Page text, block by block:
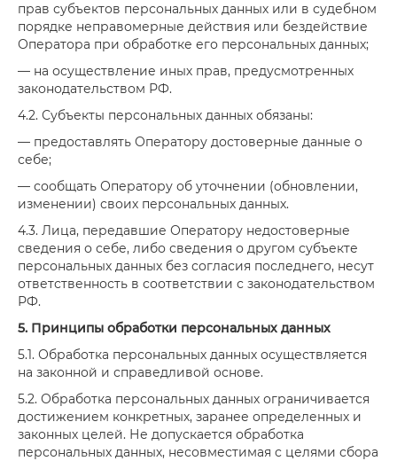
прав субъектов персональных данных или в судебном
порядке неправомерные действия или бездействие
Оператора при обработке его персональных данных;
— на осуществление иных прав, предусмотренных
законодательством РФ.
4.2. Субъекты персональных данных обязаны:
— предоставлять Оператору достоверные данные о
себе;
— сообщать Оператору об уточнении (обновлении,
изменении) своих персональных данных.
4.3. Лица, передавшие Оператору недостоверные
сведения о себе, либо сведения о другом субъекте
персональных данных без согласия последнего, несут
ответственность в соответствии с законодательством
РФ.
5. Принципы обработки персональных данных
5.1. Обработка персональных данных осуществляется
на законной и справедливой основе.
5.2. Обработка персональных данных ограничивается
достижением конкретных, заранее определенных и
законных целей. Не допускается обработка
персональных данных, несовместимая с целями сбора